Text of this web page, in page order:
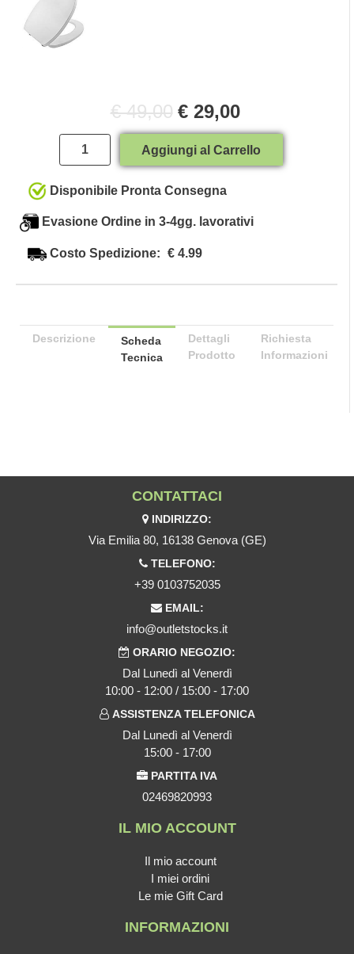
€ 49,00 € 29,00
Quantità
Aggiungi al Carrello
Disponibile Pronta Consegna
Evasione Ordine in 3-4gg. lavorativi
Costo Spedizione: € 4.99
Descrizione
Scheda
Tecnica
Dettagli
Prodotto
Richiesta
Informazioni
CONTATTACI
INDIRIZZO:
Via Emilia 80, 16138 Genova (GE)
TELEFONO:
+39 0103752035
EMAIL:
info@outletstocks.it
ORARIO NEGOZIO:
Dal Lunedì al Venerdì
10:00 - 12:00 / 15:00 - 17:00
ASSISTENZA TELEFONICA
Dal Lunedì al Venerdì
15:00 - 17:00
PARTITA IVA
02469820993
IL MIO ACCOUNT
Il mio account
I miei ordini
Le mie Gift Card
INFORMAZIONI